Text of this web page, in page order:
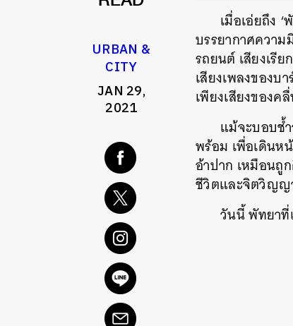
READ
URBAN &
CITY
JAN 29,
2021
เมื่อเอ่ยถึง
บรรยากาศความ
รถยนต์ เสียงเรี
เสียงเพลงของบ
เพียงเสียงของค
แม้จะบอบช้
พร้อม เพื่อเดินห
อ้าปาก เหมือนถู
ชีวิตและจิตวิญญ
วันนี้ พัทยาที่